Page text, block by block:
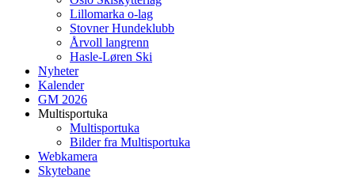
Lillomarka o-lag
Stovner Hundeklubb
Årvoll langrenn
Hasle-Løren Ski
Nyheter
Kalender
GM 2026
Multisportuka
Multisportuka
Bilder fra Multisportuka
Webkamera
Skytebane